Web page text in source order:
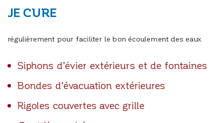
JE CURE
régulièrement pour faciliter le bon écoulement des eaux
Siphons d’évier extérieurs et de fontaines
Bondes d’évacuation extérieures
Rigoles couvertes avec grille